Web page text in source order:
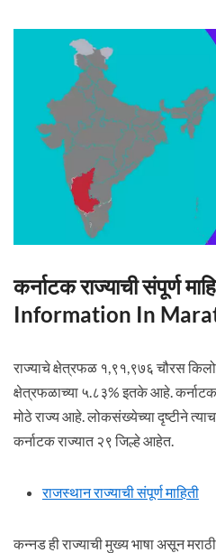
कर्नाटक राज्याची संपूर्ण
Information In
राज्याचे क्षेत्रफळ १,९१,९७६ चौरस
क्षेत्रफळाच्या ५.८३% इतके आहे.
मोठे राज्य आहे. लोकसंख्येच्या दृष्टीने
कर्नाटक राज्यात २९ जिल्हे आहेत.
राजस्थान राज्याची संपूर्ण माहिती
कन्नड ही राज्याची मुख्य भाषा असून